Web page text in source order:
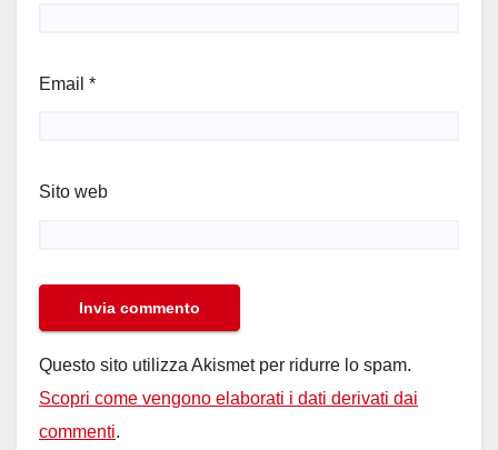
Email *
Sito web
Questo sito utilizza Akismet per ridurre lo spam.
Scopri come vengono elaborati i dati derivati dai
commenti.